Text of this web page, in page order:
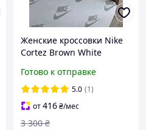
Женские кроссовки Nike
Cortez Brown White
Готово к отправке
5.0 (1)
от416₴/мес
3 300 ₴